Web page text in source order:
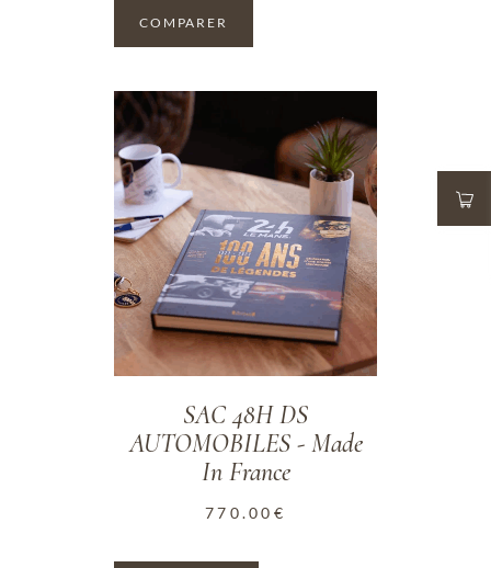
COMPARER
SAC 48H DS
AUTOMOBILES - Made
In France
770.00 €